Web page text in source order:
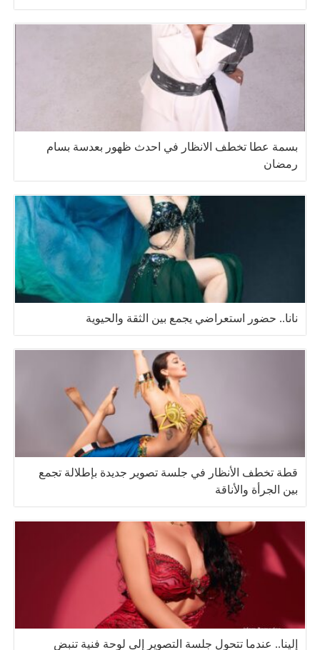
بسمة عطا تخطف الانظار في احدث ظهور بعدسة بسام
رمضان
نانا.. حضور استعراضي يجمع بين الثقة والحيوية
قطة تخطف الأنظار في جلسة تصوير جديدة بإطلالة تجمع
بين الجرأة والأناقة
إلينا.. عندما تتحول جلسة التصوير إلى لوحة فنية تنبض